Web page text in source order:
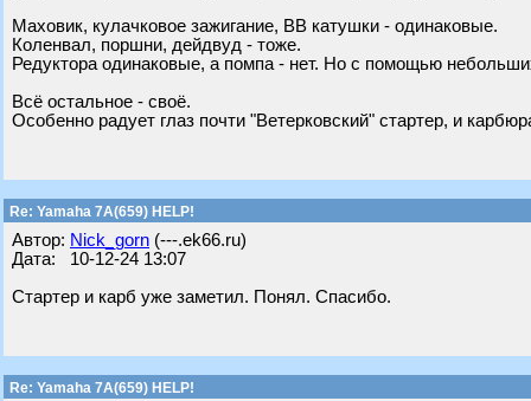
Маховик, кулачковое зажигание, ВВ катушки - одинаковые.
Коленвал, поршни, дейдвуд - тоже.
Редуктора одинаковые, а помпа - нет. Но с помощью
Всё остальное - своё.
Особенно радует глаз почти "Ветерковский" стартер, и
Re: Yamaha 7A(659) HELP!
Автор: Nick_gorn (---.ek66.ru)
Дата: 10-12-24 13:07
Стартер и карб уже заметил. Понял. Спасибо.
Re: Yamaha 7A(659) HELP!